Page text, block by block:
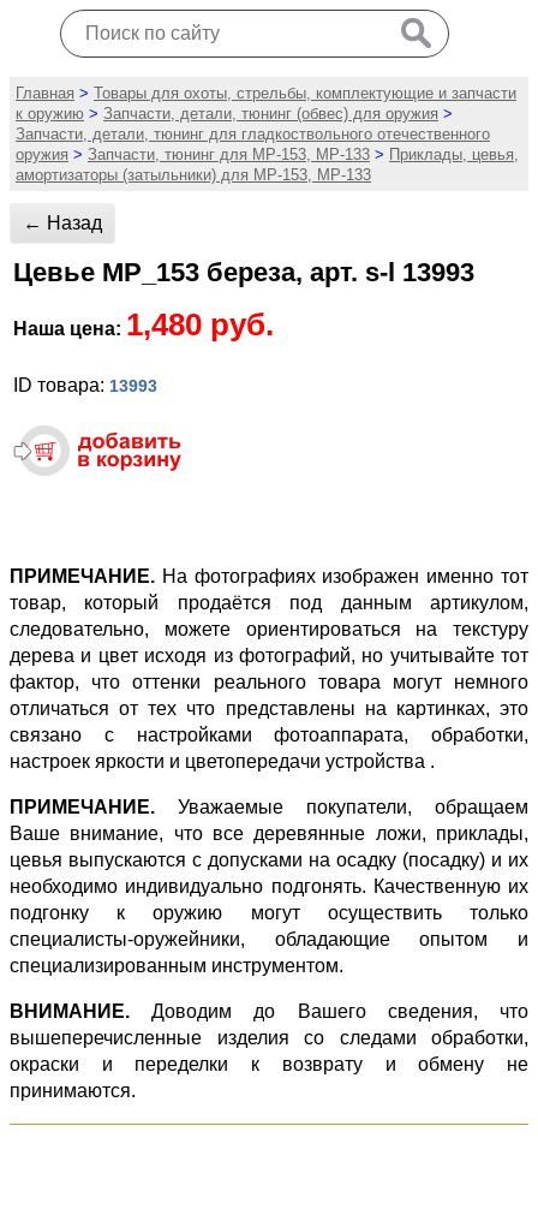
Главная > Товары для охоты, стрельбы, комплектующие и запчасти
к оружию > Запчасти, детали, тюнинг (обвес) для оружия >
Запчасти, детали, тюнинг для гладкоствольного отечественного
оружия > Запчасти, тюнинг для МР-153, МР-133 > Приклады, цевья,
амортизаторы (затыльники) для МР-153, МР-133
← Назад
Цевье МР_153 береза, арт. s-l 13993
Наша цена: 1,480 руб.
ID товара: 13993
ПРИМЕЧАНИЕ. На фотографиях изображен именно тот
товар, который продаётся под данным артикулом,
следовательно, можете ориентироваться на текстуру
дерева и цвет исходя из фотографий, но учитывайте тот
фактор, что оттенки реального товара могут немного
отличаться от тех что представлены на картинках, это
связано с настройками фотоаппарата, обработки,
настроек яркости и цветопередачи устройства .
ПРИМЕЧАНИЕ. Уважаемые покупатели, обращаем
Ваше внимание, что все деревянные ложи, приклады,
цевья выпускаются с допусками на осадку (посадку) и их
необходимо индивидуально подгонять. Качественную их
подгонку к оружию могут осуществить только
специалисты-оружейники, обладающие опытом и
специализированным инструментом.
ВНИМАНИЕ. Доводим до Вашего сведения, что
вышеперечисленные изделия со следами обработки,
окраски и переделки к возврату и обмену не
принимаются.